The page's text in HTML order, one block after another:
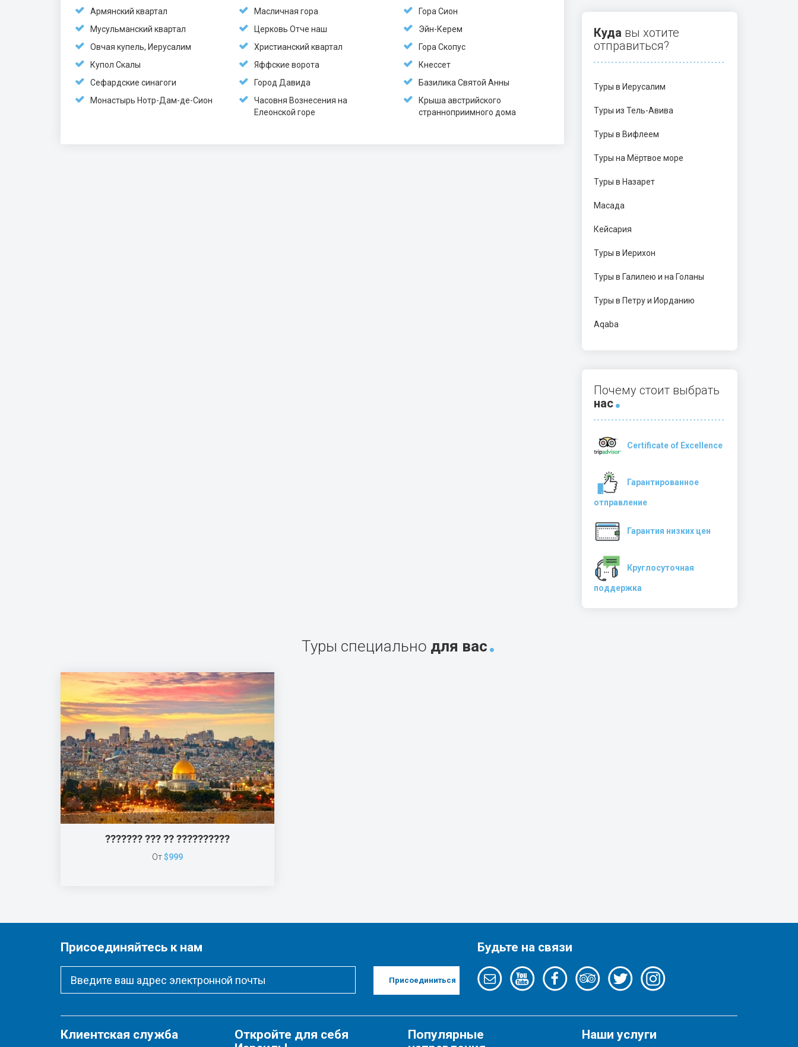
Армянский квартал
Масличная гора
Гора Сион
Мусульманский квартал
Церковь Отче наш
Эйн-Керем
Овчая купель, Иерусалим
Христианский квартал
Гора Скопус
Купол Скалы
Яффские ворота
Кнессет
Сефардские синагоги
Город Давида
Базилика Святой Анны
Монастырь Нотр-Дам-де-Сион
Часовня Вознесения на
Елеонской горе
Крыша австрийского
странноприимного дома
Куда вы хотите
отправиться?
Туры в Иерусалим
Туры из Тель-Авива
Туры в Вифлеем
Туры на Мёртвое море
Туры в Назарет
Масада
Кейсария
Туры в Иерихон
Туры в Галилею и на Голаны
Туры в Петру и Иорданию
Aqaba
Почему стоит выбрать
нас
Certificate of Excellence
Гарантированное
отправление
Гарантия низких цен
Круглосуточная
поддержка
Туры специально для вас
??????? ??? ?? ??????????
От$999
Присоединяйтесь к нам
Присоединиться
Будьте на связи
Клиентская служба
Откройте для себя
Популярные
Наши услуги